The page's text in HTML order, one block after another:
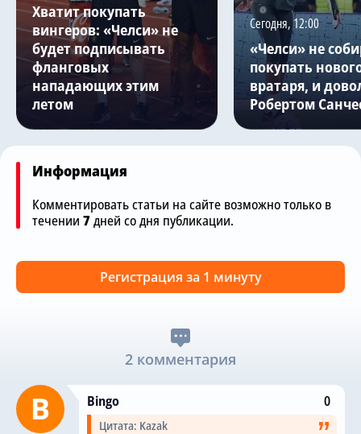
Хватит покупать
вингеров: «Челси» не
будет подписывать
фланговых
нападающих этим
летом
Сегодня, 12:00
«Челси» не
покупать
вратаря, и
Робертом
Информация
Комментировать статьи на сайте возможно только в
течении 7дней со дня публикации.
Регистрация за 1 минуту
2 комментария
Bingo 0
Цитата: Kazak